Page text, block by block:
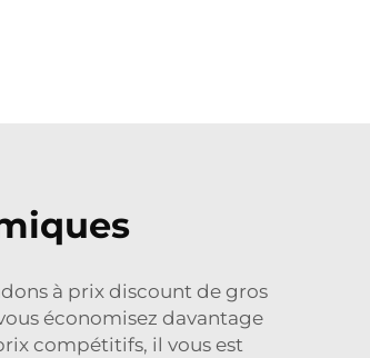
à prix discount de gros
économisez davantage
compétitifs, il vous est